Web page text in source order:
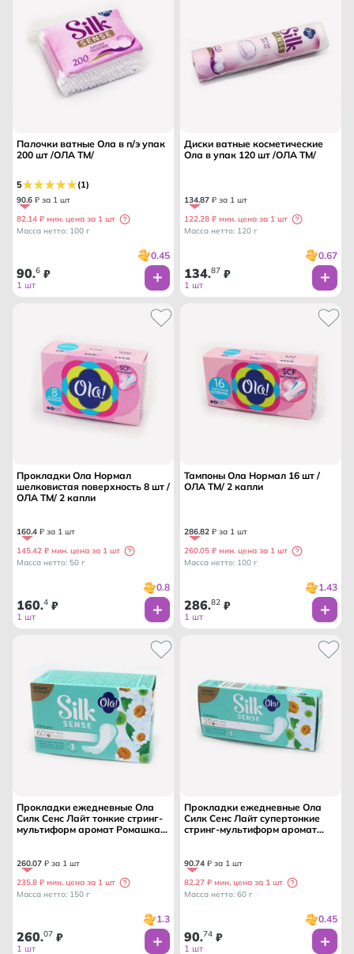
Палочки ватные Ола в п/э упак
200 шт /ОЛА ТМ/
5 (1)
90.6 ₽ за 1 шт
82.14 ₽ мин. цена за 1 шт
Масса нетто: 100 г
0.45
90.6 ₽
1 шт
Диски ватные косметические
Ола в упак 120 шт /ОЛА ТМ/
134.87 ₽ за 1 шт
122.28 ₽ мин. цена за 1 шт
Масса нетто: 120 г
0.67
134.87 ₽
1 шт
Прокладки Ола Нормал
шелковистая поверхность 8 шт /
ОЛА ТМ/ 2 капли
160.4 ₽ за 1 шт
145.42 ₽ мин. цена за 1 шт
Масса нетто: 50 г
0.8
160.4 ₽
1 шт
Тампоны Ола Нормал 16 шт /
ОЛА ТМ/ 2 капли
286.82 ₽ за 1 шт
260.05 ₽ мин. цена за 1 шт
Масса нетто: 100 г
1.43
286.82 ₽
1 шт
Прокладки ежедневные Ола
Силк Сенс Лайт тонкие стринг-
мультиформ аромат Ромашка
260.07 ₽ за 1 шт
235.8 ₽ мин. цена за 1 шт
Масса нетто: 150 г
1.3
260.07 ₽
1 шт
Прокладки ежедневные Ола
Силк Сенс Лайт супертонкие
стринг-мультиформ аромат
90.74 ₽ за 1 шт
82.27 ₽ мин. цена за 1 шт
Масса нетто: 60 г
0.45
90.74 ₽
1 шт